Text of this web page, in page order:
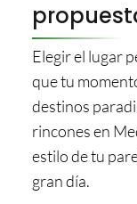
Elegir el lugar
que tu
destinos
rincones en
estilo de tu
gran día.